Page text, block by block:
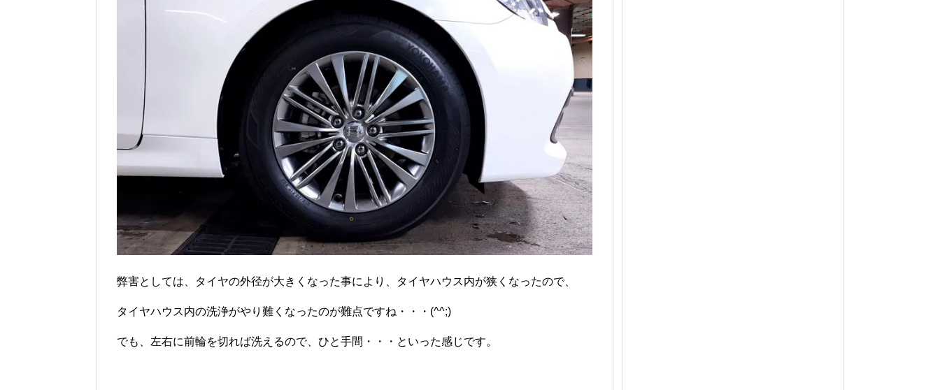
弊害としては、タイヤの外径が大きくなった事により、タイヤハウス内が狭くなったので、
タイヤハウス内の洗浄がやり難くなったのが難点ですね・・・(^^;)
でも、左右に前輪を切れば洗えるので、ひと手間・・・といった感じです。